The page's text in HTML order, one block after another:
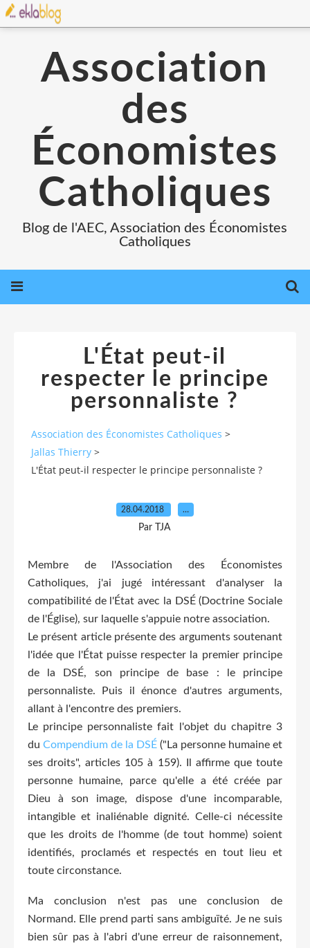
Association
des
Économistes
Catholiques
Blog de l'AEC, Association des Économistes
Catholiques
L'État peut-il
respecter le principe
personnaliste ?
Association des Économistes Catholiques >
Jallas Thierry >
L'État peut-il respecter le principe personnaliste ?
28.04.2018 …
Par TJA
Membre de l'Association des Économistes
Catholiques, j'ai jugé intéressant d'analyser la
compatibilité de l'État avec la DSÉ (Doctrine Sociale
de l'Église), sur laquelle s'appuie notre association.
Le présent article présente des arguments soutenant
l'idée que l'État puisse respecter la premier principe
de la DSÉ, son principe de base : le principe
personnaliste. Puis il énonce d'autres arguments,
allant à l'encontre des premiers.
Le principe personnaliste fait l'objet du chapitre 3
du Compendium de la DSÉ ("La personne humaine et
ses droits", articles 105 à 159). Il affirme que toute
personne humaine, parce qu'elle a été créée par
Dieu à son image, dispose d'une incomparable,
intangible et inaliénable dignité. Celle-ci nécessite
que les droits de l'homme (de tout homme) soient
identifiés, proclamés et respectés en tout lieu et
toute circonstance.
Ma conclusion n'est pas une conclusion de
Normand. Elle prend parti sans ambiguïté. Je ne suis
bien sûr pas à l'abri d'une erreur de raisonnement,